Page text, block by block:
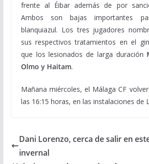
frente al Éibar además de por
Ambos son bajas importantes
blanquiazul. Los tres jugadores
sus respectivos tratamientos en el
que los lesionados de larga duración
Olmo y Haitam.
Mañana miércoles, el Málaga CF
las 16:15 horas, en las instalaciones de
Dani Lorenzo, cerca de salir en
invernal